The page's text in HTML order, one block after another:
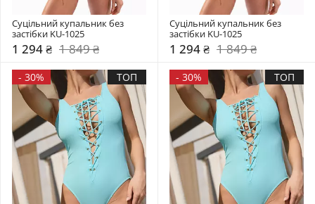
Суцільний купальник без
застібки KU-1025
1 294 ₴ 1 849 ₴
Суцільний купальник без
застібки KU-1025
1 294 ₴ 1 849 ₴
- 30% ТОП - 30% ТОП